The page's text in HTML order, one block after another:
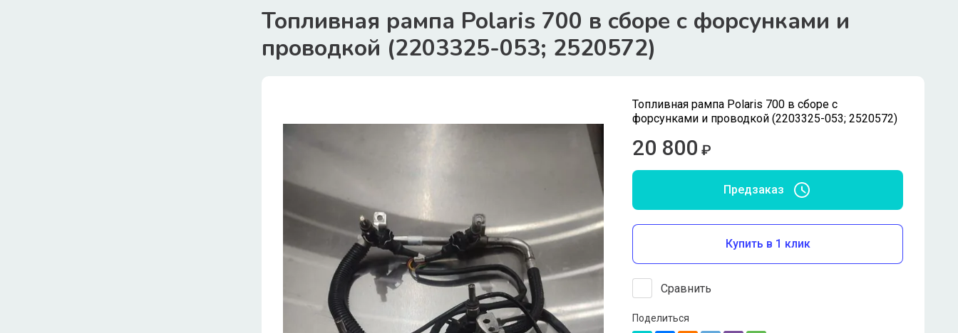
Топливная рампа Polaris 700 в сборе с форсунками и
проводкой (2203325-053; 2520572)
Топливная рампа Polaris 700 в сборе с
форсунками и проводкой (2203325-053; 2520572)
20 800 ₽
Предзаказ
Купить в 1 клик
Сравнить
Поделиться